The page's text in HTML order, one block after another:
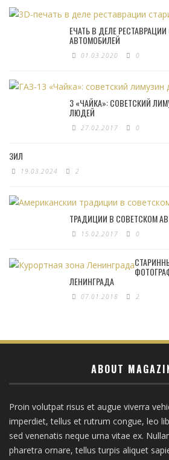
ЕЧАТЬ В ДЕЛЕ
АВТОМОБИЛЕЙ
01.03.2020 0
3 «ЧАЙКА»: СОВЕТСКИЙ
ЛЮДЕЙ
27.02.2017 0
ЗИЛ
19.03.2024 2
ТРАДИЦИИ В СОВЕТСКОМ
15.02.2017 0
ЛЕНИНГРАДА
07.01.2018 2
ABOUT
Proin volutpat risus et augue viverra
imperdiet, tellus et rutrum congue, leo
sed venenatis neque urna vitae ex.
pharetra ornare, tellus turpis aliquet